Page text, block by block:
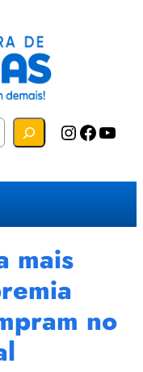
Instagram Facebook YouTube
mais
no